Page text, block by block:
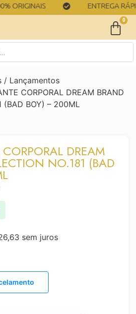
ENTREGA RÁPIDA
0
/ Lançamentos
CORPORAL DREAM BRAND
(BAD BOY) – 200ML
DREAM
NO.181 (BAD
sem juros